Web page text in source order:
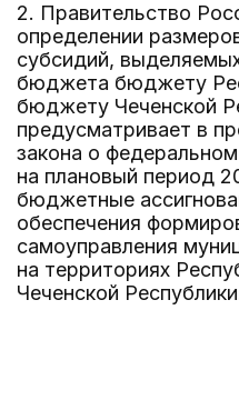
2. Правительство
определении
субсидий,
бюджета бюджету
бюджету Чеченской
предусматривает в
закона о
на плановый период
бюджетные
обеспечения
самоуправления
на территориях
Чеченской